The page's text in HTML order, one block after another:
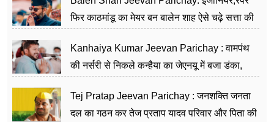
फिर काठमांडू का मेयर बन बालेन शाह ऐसे चढ़े सत्ता की
Kanhaiya Kumar Jeevan Parichay : वामपंथ
की नर्सरी से निकले कन्हैया का जेएनयू में बजा डंका,
Tej Pratap Jeevan Parichay : जनशक्ति जनता
दल का गठन कर तेज प्रताप यादव परिवार और पिता की